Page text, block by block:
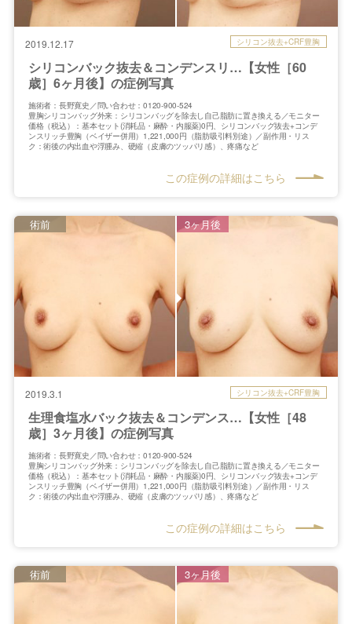
2019.12.17 シリコン抜去+CRF豊胸
シリコンバック抜去＆コンデンスリ…【女性［60
歳］6ヶ月後】の症例写真
施術者：長野寛史／問い合わせ：0120-900-524
豊胸シリコンバッグ外来：シリコンバッグを除去し自己脂肪に置き換える／モニター
価格（税込）：基本セット(消耗品・麻酔・内服薬)0円、シリコンバッグ抜去+コンデ
ンスリッチ豊胸（ベイザー併用）1,221,000円（脂肪吸引料別途）／副作用・リス
ク：術後の内出血や浮腫み、硬縮（皮膚のツッパリ感）、疼痛など
この症例の詳細はこちら
2019.3.1 シリコン抜去+CRF豊胸
生理食塩水バック抜去＆コンデンス…【女性［48
歳］3ヶ月後】の症例写真
術前 3ヶ月後
施術者：長野寛史／問い合わせ：0120-900-524
豊胸シリコンバッグ外来：シリコンバッグを除去し自己脂肪に置き換える／モニター
価格（税込）：基本セット(消耗品・麻酔・内服薬)0円、シリコンバッグ抜去+コンデ
ンスリッチ豊胸（ベイザー併用）1,221,000円（脂肪吸引料別途）／副作用・リス
ク：術後の内出血や浮腫み、硬縮（皮膚のツッパリ感）、疼痛など
この症例の詳細はこちら
術前 3ヶ月後